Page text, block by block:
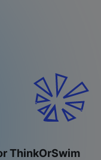
ThinkOrSwim